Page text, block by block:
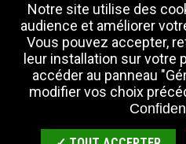
MENTIONS
ACCESSIBILITÉ :
Notre site utilise des
audience et améliorer
Vous pouvez accepter,
leur installation sur votre
accéder au panneau
modifier vos choix